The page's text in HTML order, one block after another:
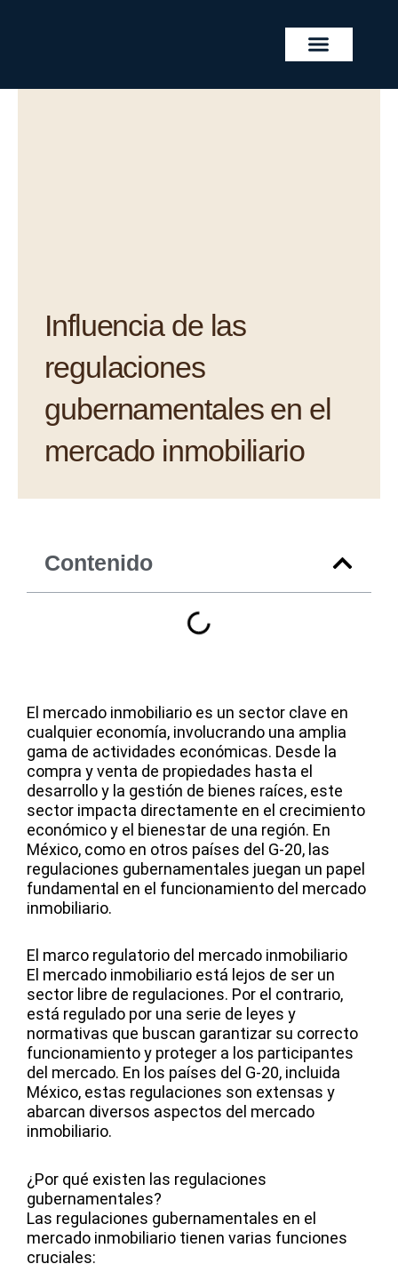
Influencia de las
regulaciones
gubernamentales en el
mercado inmobiliario
Contenido
El mercado inmobiliario es un sector clave en
cualquier economía, involucrando una amplia
gama de actividades económicas. Desde la
compra y venta de propiedades hasta el
desarrollo y la gestión de bienes raíces, este
sector impacta directamente en el crecimiento
económico y el bienestar de una región. En
México, como en otros países del G-20, las
regulaciones gubernamentales juegan un papel
fundamental en el funcionamiento del mercado
inmobiliario.
El marco regulatorio del mercado inmobiliario
El mercado inmobiliario está lejos de ser un
sector libre de regulaciones. Por el contrario,
está regulado por una serie de leyes y
normativas que buscan garantizar su correcto
funcionamiento y proteger a los participantes
del mercado. En los países del G-20, incluida
México, estas regulaciones son extensas y
abarcan diversos aspectos del mercado
inmobiliario.
¿Por qué existen las regulaciones
gubernamentales?
Las regulaciones gubernamentales en el
mercado inmobiliario tienen varias funciones
cruciales: